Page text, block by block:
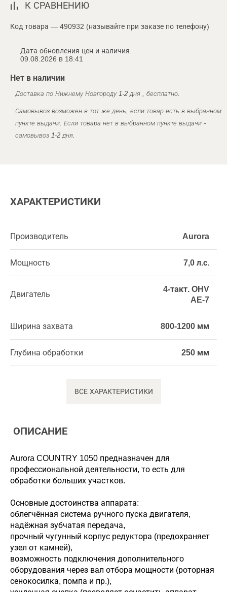
К СРАВНЕНИЮ
Код товара — 490932 (называйте при заказе по телефону)
Дата обновления цен и наличия:
09.08.2026 в 18:41
Нет в наличии
Доставка по Нижнему Новгороду 1-2 дня , бесплатно.
Самовывоз возможен в тот же день, если товар есть в выбранном
пункте выдачи. Если товара нет в выбранном пункте выдачи -
самовывоз 1-2 дня.
ХАРАКТЕРИСТИКИ
Производитель Aurora
Мощность 7,0 л.с.
Двигатель
4-такт. OHV
AE-7
Ширина захвата 800-1200 мм
Глубина обработки 250 мм
ВСЕ ХАРАКТЕРИСТИКИ
ОПИСАНИЕ
Aurora COUNTRY 1050 предназначен для
профессиональной деятельности, то есть для
обработки больших участков.
Основные достоинства аппарата:
облегчённая система ручного пуска двигателя,
надёжная зубчатая передача,
прочный чугунный корпус редуктора (предохраняет
узел от камней),
возможность подключения дополнительного
оборудования через вал отбора мощности (роторная
сенокосилка, помпа и пр.),